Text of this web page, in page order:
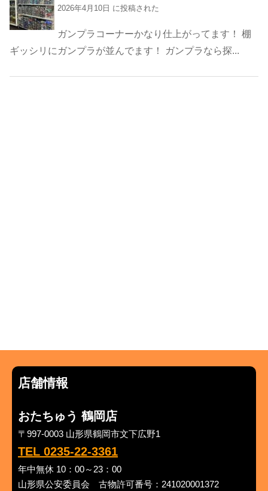
2026年4月10日 に投稿された
ガンプラコーナーかなり仕上がってます！ 棚
ギッシリにガンプラが並んでます！ ガンプラなら探...
店舗情報
おたちゅう 鶴岡店
〒997-0003 山形県鶴岡市文下広野1
TEL 0235-22-3361
年中無休 10：00～23：00
山形県公安委員会 古物許可番号：241020001372